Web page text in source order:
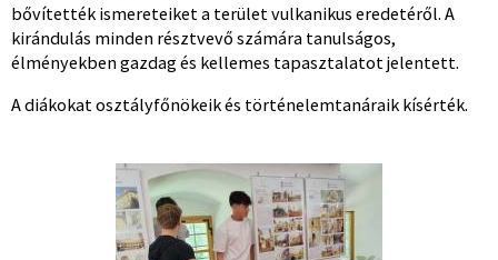
bővítették ismereteiket a terület vulkanikus eredetéről. A
kirándulás minden résztvevő számára tanulságos,
élményekben gazdag és kellemes tapasztalatot jelentett.
A diákokat osztályfőnökeik és történelemtanáraik kísérték.